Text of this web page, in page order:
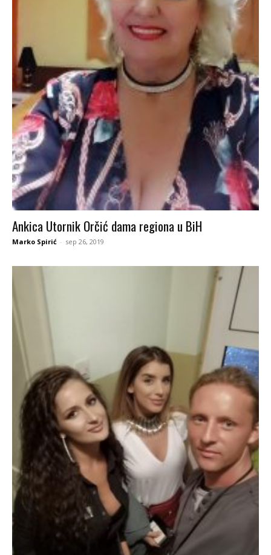
Ankica Utornik Orčić dama regiona u BiH
Marko Spirić - sep 26, 2019